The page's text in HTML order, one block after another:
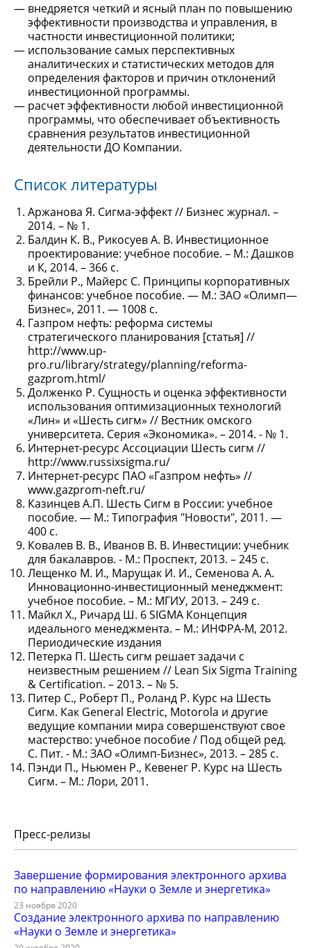
внедряется четкий и ясный план по повышению
эффективности производства и управления, в
частности инвестиционной политики;
использование самых перспективных
аналитических и статистических методов для
определения факторов и причин отклонений
инвестиционной программы.
расчет эффективности любой инвестиционной
программы, что обеспечивает объективность
сравнения результатов инвестиционной
деятельности ДО Компании.
Список литературы
Аржанова Я. Сигма-эффект // Бизнес журнал. –
2014. – № 1.
Балдин К. В., Рикосуев А. В. Инвестиционное
проектирование: учебное пособие. – М.: Дашков
и К, 2014. – 366 с.
Брейли Р., Майерс С. Принципы корпоративных
финансов: учебное пособие. — М.: ЗАО «Олимп—
Бизнес», 2011. — 1008 с.
Газпром нефть: реформа системы
стратегического планирования [статья] //
http://www.up-
pro.ru/library/strategy/planning/reforma-
gazprom.html/
Долженко Р. Сущность и оценка эффективности
использования оптимизационных технологий
«Лин» и «Шесть сигм» // Вестник омского
университета. Серия «Экономика». – 2014. - № 1.
Интернет-ресурс Ассоциации Шесть сигм //
http://www.russixsigma.ru/
Интернет-ресурс ПАО «Газпром нефть» //
www.gazprom-neft.ru/
Казинцев А.П. Шесть Сигм в России: учебное
пособие. — М.: Типография "Новости", 2011. —
400 с.
Ковалев В. В., Иванов В. В. Инвестиции: учебник
для бакалавров. - М.: Проспект, 2013. – 245 с.
Лещенко М. И., Марущак И. И., Семенова А. А.
Инновационно-инвестиционный менеджмент:
учебное пособие. – М.: МГИУ, 2013. – 249 с.
Майкл Х., Ричард Ш. 6 SIGMA Концепция
идеального менеджмента. – М.: ИНФРА-М, 2012.
Периодические издания
Петерка П. Шесть сигм решает задачи с
неизвестным решением // Lean Six Sigma Training
& Certification. – 2013. – № 5.
Питер С., Роберт П., Роланд Р. Курс на Шесть
Сигм. Как General Electriс, Motorola и другие
ведущие компании мира совершенствуют свое
мастерство: учебное пособие / Под общей ред.
С. Пит. - М.: ЗАО «Олимп-Бизнес», 2013. – 285 с.
Пэнди П., Ньюмен Р., Кевенег Р. Курс на Шесть
Сигм. – М.: Лори, 2011.
Пресс-релизы
Завершение формирования электронного архива
по направлению «Науки о Земле и энергетика»
23 ноября 2020
Создание электронного архива по направлению
«Науки о Земле и энергетика»